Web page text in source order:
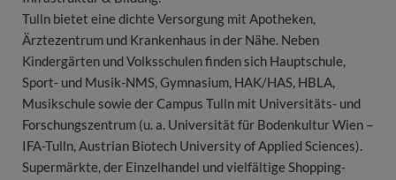
Tulln bietet eine dichte Versorgung mit Apotheken,
Ärztezentrum und Krankenhaus in der Nähe. Neben
Kindergärten und Volksschulen finden sich Hauptschule,
Sport- und Musik-NMS, Gymnasium, HAK/HAS, HBLA,
Musikschule sowie der Campus Tulln mit Universitäts- und
Forschungszentrum (u. a. Universität für Bodenkultur Wien –
IFA-Tulln, Austrian Biotech University of Applied Sciences).
Supermärkte, der Einzelhandel und vielfältige Shopping-